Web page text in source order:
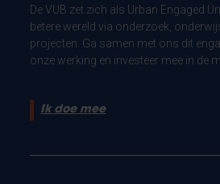
De VUB zet zich als Urban Engaged
betere wereld via onderzoek,
projecten. Ga samen met ons dit
onze werking en investeer mee in de
Ik doe mee